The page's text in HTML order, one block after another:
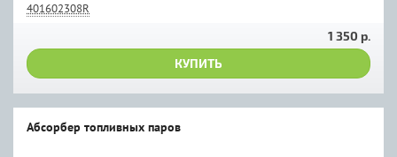
401602308R
1 350 р.
КУПИТЬ
Абсорбер топливных паров